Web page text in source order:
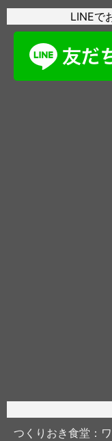
LINEで
つくりおき食堂 ：